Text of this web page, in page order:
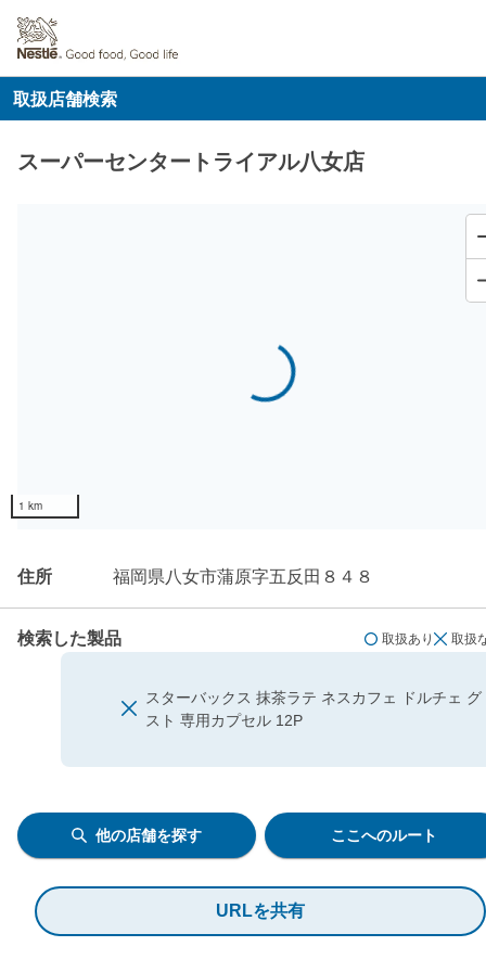
取扱店舗検索
スーパーセンタートライアル八女店
住所 福岡県八女市蒲原字五反田８４８
検索した製品 取扱あり 取扱
スターバックス 抹茶ラテ ネスカフェ ドルチェ グ
スト 専用カプセル 12P
他の店舗を探す ここへのルート
URLを共有
Loading...
1 km